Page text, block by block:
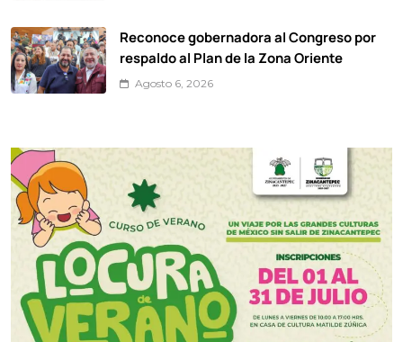
Reconoce gobernadora al Congreso por
respaldo al Plan de la Zona Oriente
Agosto 6, 2026